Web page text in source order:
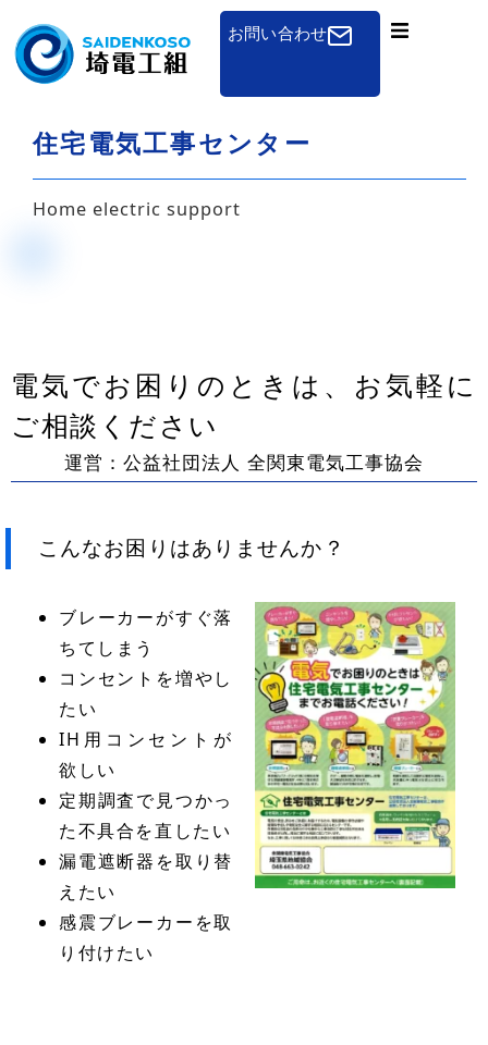
お問い合わせ
一般のお客さまへ
免状申請
その他
お知らせ
採用について
リンク
住宅電気工事センター
Home electric support
電気でお困りのときは、お気軽に
ご相談ください
運営：公益社団法人 全関東電気工事協会
こんなお困りはありませんか？
ブレーカーがすぐ落
ちてしまう
コンセントを増やし
たい
IH用コンセントが
欲しい
定期調査で見つかっ
た不具合を直したい
漏電遮断器を取り替
えたい
感震ブレーカーを取
り付けたい